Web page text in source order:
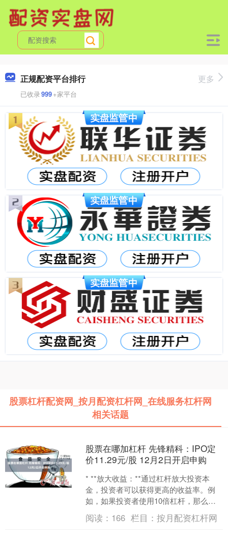
正规配资平台排行
已收录999+家平台
更多
股票杠杆配资网_按月配资杠杆网_在线服务杠杆网
相关话题
股票在哪加杠杆 先锋精科：IPO定
价11.29元/股 12月2日开启申购
* **放大收益：**通过杠杆放大投资本
金，投资者可以获得更高的收益率。例
如，如果投资者使用10倍杠杆，那么其
收益率将放大10倍。 先锋精科
(688605.SH....
阅读： 166 栏目：按月配资杠杆网